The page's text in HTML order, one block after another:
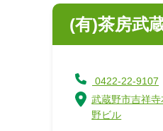
(有)茶房武
0422-22-9107
武蔵野市吉祥
野ビル